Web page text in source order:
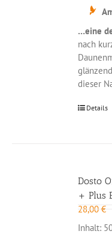
…eine
nach
dieser
Details
Dosto
+ Plus
28,00€
Inhalt: